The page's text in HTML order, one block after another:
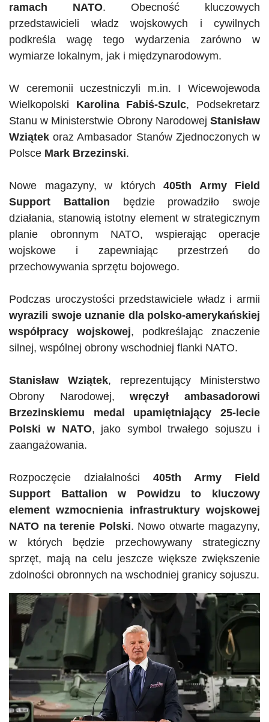
ramach NATO. Obecność kluczowych
przedstawicieli władz wojskowych i cywilnych
podkreśla wagę tego wydarzenia zarówno w
wymiarze lokalnym, jak i międzynarodowym.
W ceremonii uczestniczyli m.in. I Wicewojewoda
Wielkopolski Karolina Fabiś-Szulc, Podsekretarz
Stanu w Ministerstwie Obrony Narodowej Stanisław
Wziątek oraz Ambasador Stanów Zjednoczonych w
Polsce Mark Brzezinski.
Nowe magazyny, w których 405th ArmyField
Support Battalion będzie prowadziło swoje
działania, stanowią istotny element w strategicznym
planie obronnym NATO, wspierając operacje
wojskowe i zapewniając przestrzeń do
przechowywania sprzętu bojowego.
Podczas uroczystości przedstawiciele władz i armii
wyrazili swoje uznanie dla polsko-amerykańskiej
współpracy wojskowej, podkreślając znaczenie
silnej, wspólnej obrony wschodniej flanki NATO.
Stanisław Wziątek, reprezentujący Ministerstwo
Obrony Narodowej,wręczył ambasadorowi
Brzezinskiemu medal upamiętniający 25-lecie
Polski w NATO, jako symbol trwałego sojuszu i
zaangażowania.
Rozpoczęcie działalności 405th Army Field
Support Battalion w Powidzu to kluczowy
element wzmocnienia infrastruktury wojskowej
NATO na terenie Polski. Nowo otwarte magazyny,
w których będzie przechowywany strategiczny
sprzęt, mają na celu jeszcze większe zwiększenie
zdolności obronnych na wschodniej granicy sojuszu.